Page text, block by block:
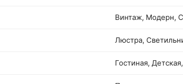
Винтаж, Модерн,
Люстра,
Гостиная,